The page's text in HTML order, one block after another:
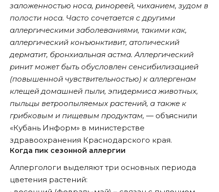
заложенностью носа, ринореей, чиханием, зудом в
полости носа. Часто сочетается с другими
аллергическими заболеваниями, такими как,
аллергический конъюнктивит, атопический
дерматит, бронхиальная астма. Аллергический
ринит может быть обусловлен сенсибилизацией
(повышенной чувствительностью) к аллергенам
клещей домашней пыли, эпидермиса животных,
пыльцы ветроопыляемых растений, а также к
грибковым и пищевым продуктам, ― объяснили
«Кубань Информ» в министерстве
здравоохранения Краснодарского края.
Когда пик сезонной аллергии
Аллергологи выделяют три основных периода
цветения растений: